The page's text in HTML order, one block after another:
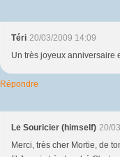
Téri 20/03/2009 14:09
Un très joyeux anniversaire
Répondre
Le Souricier (himself) 20/
Merci, très cher Mortie, de